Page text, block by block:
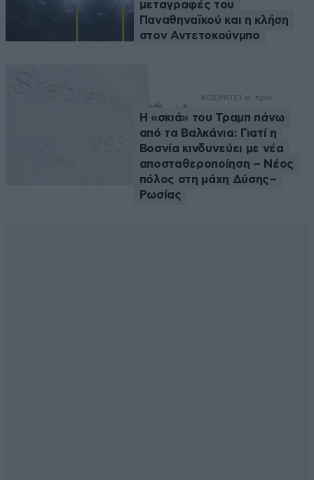
μεταγραφές του
Παναθηναϊκού και η κλήση
στον Αντετοκούνμπο
ΚΟΣΜΟΣ 1 ω. πριν
Η «σκιά» του Τραμπ πάνω
από τα Βαλκάνια: Γιατί η
Βοσνία κινδυνεύει με νέα
αποσταθεροποίηση – Νέος
πόλος στη μάχη Δύσης–
Ρωσίας